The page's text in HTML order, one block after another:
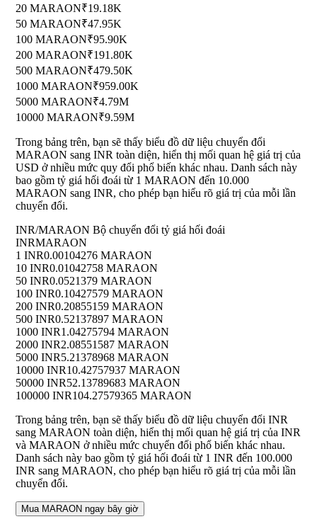
20 MARAON₹19.18K
50 MARAON₹47.95K
100 MARAON₹95.90K
200 MARAON₹191.80K
500 MARAON₹479.50K
1000 MARAON₹959.00K
5000 MARAON₹4.79M
10000 MARAON₹9.59M
Trong bảng trên, bạn sẽ thấy biểu đồ dữ liệu chuyển đổi
MARAON sang INR toàn diện, hiển thị mối quan hệ giá trị của
USD ở nhiều mức quy đổi phổ biến khác nhau. Danh sách này
bao gồm tỷ giá hối đoái từ 1 MARAON đến 10.000
MARAON sang INR, cho phép bạn hiểu rõ giá trị của mỗi lần
chuyển đổi.
INR/MARAON Bộ chuyển đổi tỷ giá hối đoái
INRMARAON
1 INR0.00104276 MARAON
10 INR0.01042758 MARAON
50 INR0.0521379 MARAON
100 INR0.10427579 MARAON
200 INR0.20855159 MARAON
500 INR0.52137897 MARAON
1000 INR1.04275794 MARAON
2000 INR2.08551587 MARAON
5000 INR5.21378968 MARAON
10000 INR10.42757937 MARAON
50000 INR52.13789683 MARAON
100000 INR104.27579365 MARAON
Trong bảng trên, bạn sẽ thấy biểu đồ dữ liệu chuyển đổi INR
sang MARAON toàn diện, hiển thị mối quan hệ giá trị của INR
và MARAON ở nhiều mức chuyển đổi phổ biến khác nhau.
Danh sách này bao gồm tỷ giá hối đoái từ 1 INR đến 100.000
INR sang MARAON, cho phép bạn hiểu rõ giá trị của mỗi lần
chuyển đổi.
Mua MARAON ngay bây giờ